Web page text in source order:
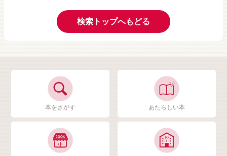
検索トップへもどる
本をさがす あたらしい本